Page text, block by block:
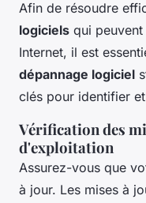
Afin de résoudre
logiciels qui
Internet, il est
dépannage logiciel
clés pour identifier
Vérification des
d'exploitation
Assurez-vous que
à jour. Les mises à